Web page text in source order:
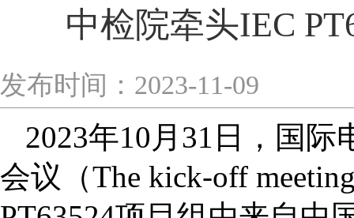
中检院牵头IEC
发布时间：2023-11-09
2023年10月31日，国
会议（The kick-off